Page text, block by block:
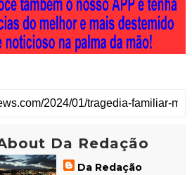
Da Redação
Da Redação